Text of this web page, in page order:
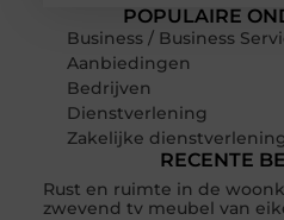
POPULAIRE
Business / Business
Aanbiedingen
Bedrijven
Dienstverlening
Zakelijke dienstverlening
RECENTE
Rust en ruimte in de
zwevend tv meubel van